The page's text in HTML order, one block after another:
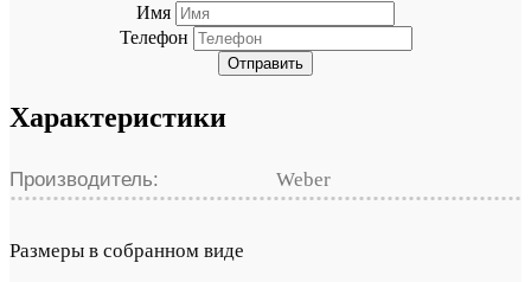
Имя
Телефон
Отправить
Характеристики
Производитель: Weber
Размеры в собранном виде